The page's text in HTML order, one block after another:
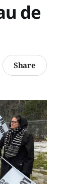
de
Share